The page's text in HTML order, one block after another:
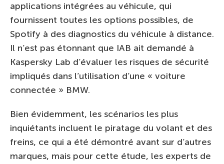
applications intégrées au véhicule, qui
fournissent toutes les options possibles, de
Spotify à des diagnostics du véhicule à distance.
Il n’est pas étonnant que IAB ait demandé à
Kaspersky Lab d’évaluer les risques de sécurité
impliqués dans l’utilisation d’une « voiture
connectée » BMW.
Bien évidemment, les scénarios les plus
inquiétants incluent le piratage du volant et des
freins, ce qui a été démontré avant sur d’autres
marques, mais pour cette étude, les experts de